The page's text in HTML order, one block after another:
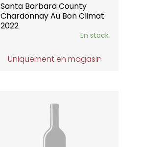
Santa Barbara County
Chardonnay Au Bon Climat
2022
En stock
Uniquement en magasin